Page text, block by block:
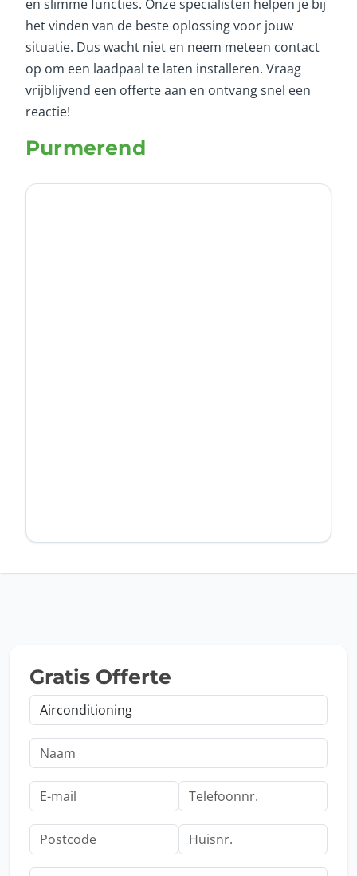
en slimme functies. Onze specialisten helpen je bij
het vinden van de beste oplossing voor jouw
situatie. Dus wacht niet en neem meteen contact
op om een laadpaal te laten installeren. Vraag
vrijblijvend een offerte aan en ontvang snel een
reactie!
Purmerend
Gratis Offerte